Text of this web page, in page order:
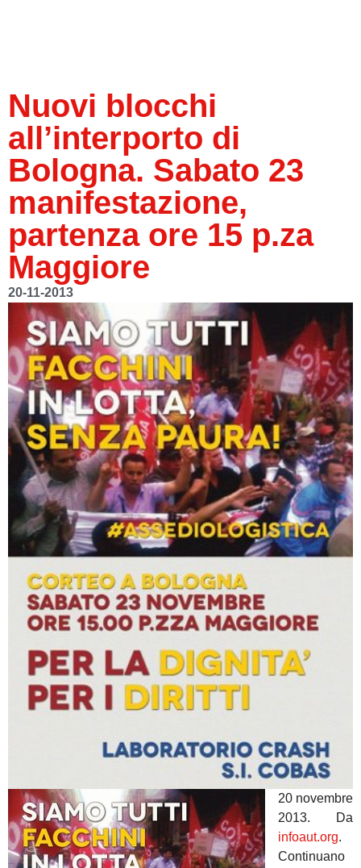
Nuovi blocchi
all’interporto di
Bologna. Sabato 23
manifestazione,
partenza ore 15 p.za
Maggiore
20-11-2013
20 novembre
2013. Da
infoaut.org.
Continuano